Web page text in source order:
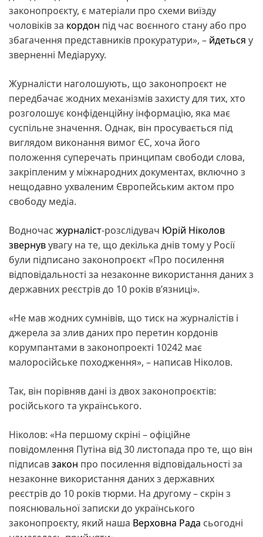
законопроєкту, є матеріали про схеми виїзду
чоловіків за кордон під час воєнного стану або про
збагачення представників прокуратури», – йдеться у
зверненні Медіаруху.
Журналісти наголошують, що законопроєкт не
передбачає жодних механізмів захисту для тих, хто
розголошує конфіденційну інформацію, яка має
суспільне значення. Однак, він просувається під
виглядом виконання вимог ЄС, хоча його
положення суперечать принципам свободи слова,
закріпленим у міжнародних документах, включно з
нещодавно ухваленим Європейським актом про
свободу медіа.
Водночас журналіст-розслідувач Юрій Ніколов
звернувувагу на те, що декілька днів тому у Росії
були підписано законопроєкт «Про посилення
відповідальності за незаконне використання даних з
державних реєстрів до 10 років вʼязниці».
«Не мав жодних сумнівів, що тиск на журналістів і
джерела за злив даних про перетин кордонів
корумпантами в законопроекті 10242 має
малоросійське походження», – написав Ніколов.
Так, він порівняв дані із двох законопроєктів:
російського та українського.
Ніколов: «На першому скріні – офіційне
повідомлення Путіна від 30 листопада про те, що він
підписавзакон про посилення відповідальності за
незаконне використання даних з державних
реєстрів до 10 років тюрми. На другому – скрін з
пояснювальної записки до українського
законопроєкту, який наша Верховна Рада сьогодні